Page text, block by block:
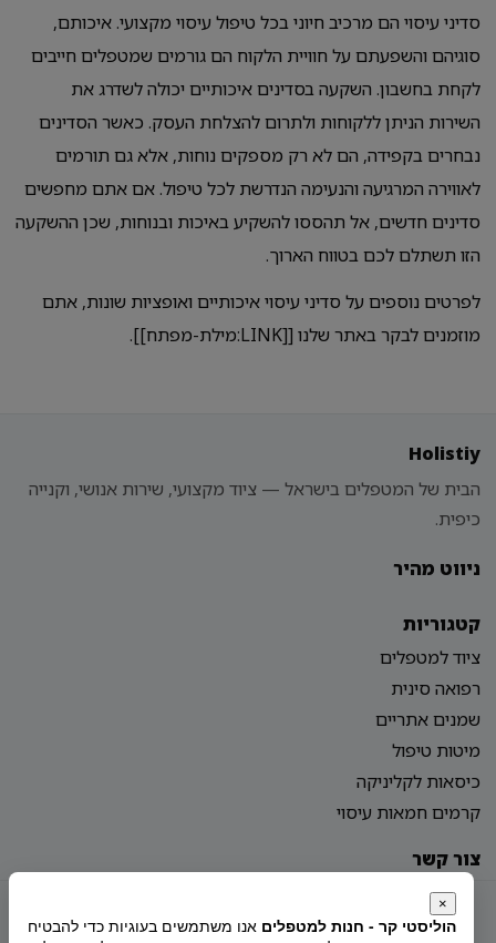
סדיני עיסוי הם מרכיב חיוני בכל טיפול עיסוי מקצועי. איכותם,
סוגיהם והשפעתם על חוויית הלקוח הם גורמים שמטפלים חייבים
לקחת בחשבון. השקעה בסדינים איכותיים יכולה לשדרג את
השירות הניתן ללקוחות ולתרום להצלחת העסק. כאשר הסדינים
נבחרים בקפידה, הם לא רק מספקים נוחות, אלא גם תורמים
לאווירה המרגיעה והנעימה הנדרשת לכל טיפול. אם אתם מחפשים
סדינים חדשים, אל תהססו להשקיע באיכות ובנוחות, שכן ההשקעה
הזו תשתלם לכם בטווח הארוך.
לפרטים נוספים על סדיני עיסוי איכותיים ואופציות שונות, אתם
מוזמנים לבקר באתר שלנו [[LINK:מילת-מפתח]].
Holistiy
הבית של המטפלים בישראל — ציוד מקצועי, שירות אנושי, וקנייה
כיפית.
ניווט מהיר
קטגוריות
ציוד למטפלים
רפואה סינית
שמנים אתריים
מיטות טיפול
כיסאות לקליניקה
קרמים חמאות עיסוי
צור קשר
×
הוליסטי קר - חנות למטפלים אנו משתמשים בעוגיות כדי להבטיח